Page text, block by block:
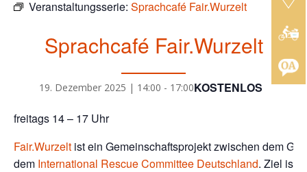
Veranstaltungsserie: Sprachcafé Fair.Wurzelt
Sprachcafé Fair.Wurzelt
19. Dezember 2025 | 14:00 - 17:00KOSTENLOS
freitags 14 – 17 Uhr
Fair.Wurzelt ist ein Gemeinschaftsprojekt zwischen dem
dem International Rescue Committee Deutschland. Ziel ist